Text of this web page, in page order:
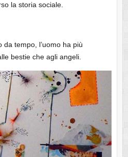
la storia sociale.
tempo, l’uomo ha più
bestie che agli angeli.